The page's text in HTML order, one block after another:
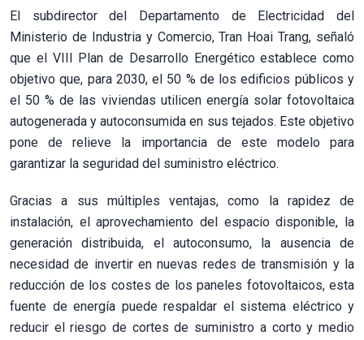
El subdirector del Departamento de Electricidad del
Ministerio de Industria y Comercio, Tran Hoai Trang, señaló
que el VIII Plan de Desarrollo Energético establece como
objetivo que, para 2030, el 50 % de los edificios públicos y
el 50 % de las viviendas utilicen energía solar fotovoltaica
autogenerada y autoconsumida en sus tejados. Este objetivo
pone de relieve la importancia de este modelo para
garantizar la seguridad del suministro eléctrico.
Gracias a sus múltiples ventajas, como la rapidez de
instalación, el aprovechamiento del espacio disponible, la
generación distribuida, el autoconsumo, la ausencia de
necesidad de invertir en nuevas redes de transmisión y la
reducción de los costes de los paneles fotovoltaicos, esta
fuente de energía puede respaldar el sistema eléctrico y
reducir el riesgo de cortes de suministro a corto y medio